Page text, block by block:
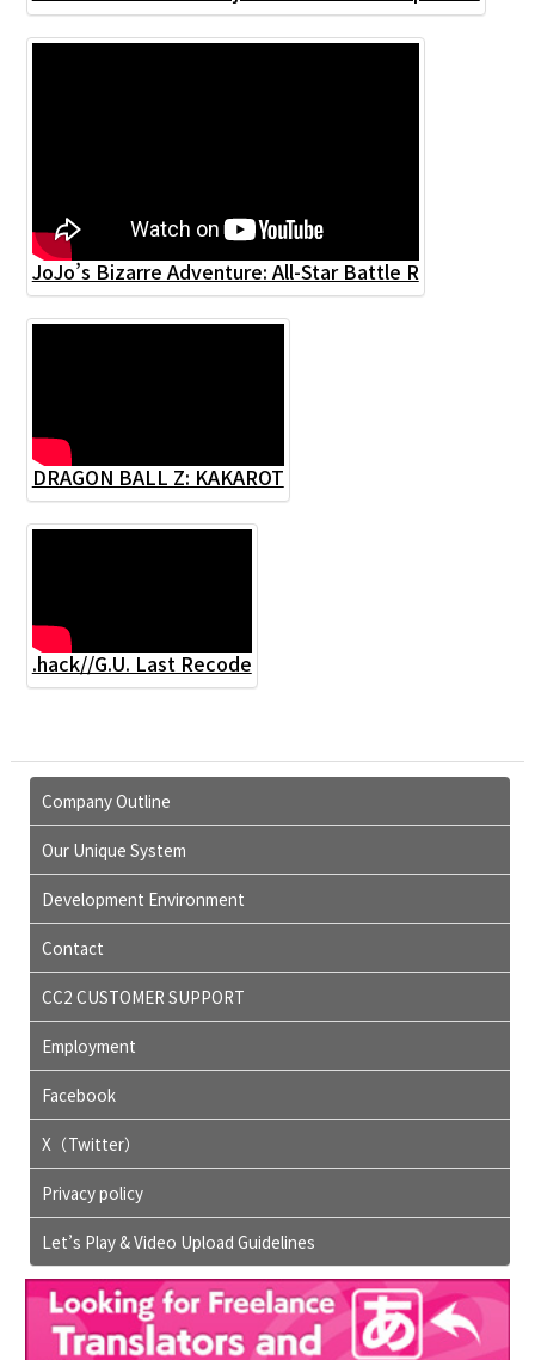
JoJo’s Bizarre Adventure: All-Star Battle R
DRAGON BALL Z: KAKAROT
.hack//G.U. Last Recode
Company Outline
Our Unique System
Development Environment
Contact
CC2 CUSTOMER SUPPORT
Employment
Facebook
X（Twitter）
Privacy policy
Let’s Play & Video Upload Guidelines